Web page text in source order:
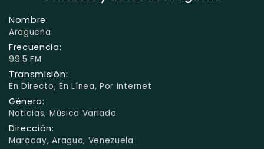
Nombre:
Aragueña
Frecuencia:
99.5 FM
Transmisión:
En Directo, En Línea, Por Internet
Género:
Noticias, Música Variada
Dirección:
Maracay, Aragua, Venezuela